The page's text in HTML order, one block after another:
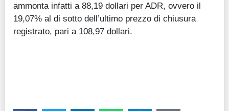
ammonta infatti a 88,19 dollari per ADR, ovvero il
19,07% al di sotto dell’ultimo prezzo di chiusura
registrato, pari a 108,97 dollari.